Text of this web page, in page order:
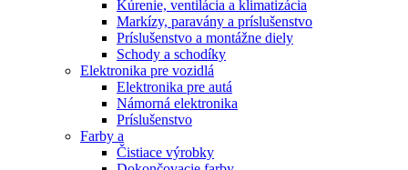
Kúrenie, ventilácia a klimatizácia
Markízy, paravány a príslušenstvo
Príslušenstvo a montážne diely
Schody a schodíky
Elektronika pre vozidlá
Elektronika pre autá
Námorná elektronika
Príslušenstvo
Farby a
Čistiace výrobky